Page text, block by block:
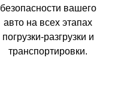
безопасности вашего
авто на всех этапах
погрузки-разгрузки и
транспортировки.